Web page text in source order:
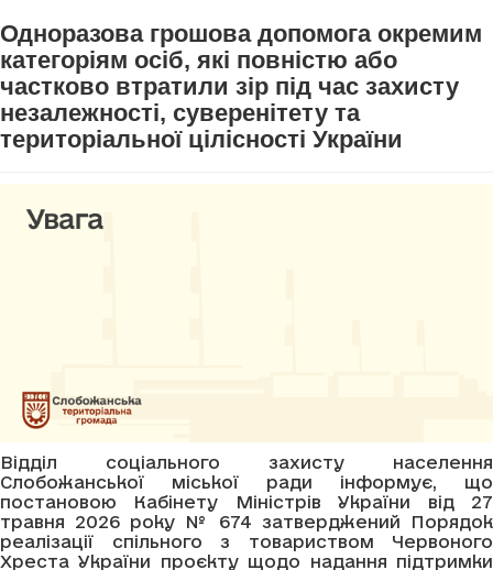
Одноразова грошова допомога окремим
категоріям осіб, які повністю або
частково втратили зір під час захисту
незалежності, суверенітету та
територіальної цілісності України
Відділ соціального захисту населення
Слобожанської міської ради інформує, що
постановою Кабінету Міністрів України від 27
травня 2026 року № 674 затверджений Порядок
реалізації спільного з товариством Червоного
Хреста України проєкту щодо надання підтримки